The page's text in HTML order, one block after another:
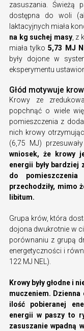
zasuszania. Świeżą
dostępna do woli
laktacyjnych miała
na kg suchej masy, z
miała tylko5,73 MJ
były dojone w
eksperymentu
Głód motywuje
Krowy ze
popchnąć o wiele
pomieszczenia z
nich krowy
(6,75 MJ)
wniosek, że krowy
energii były bardziej
do
przechodziły, mimo
libitum.
Grupa krów, która
dojona dwukrotnie w
porównaniu z grupą
energetyczności i
122 MJ NEL).
Krowy były głodne i
muczeniem. Dzienna
ilość pobieranej
energii w paszy to
zasuszanie wpadną